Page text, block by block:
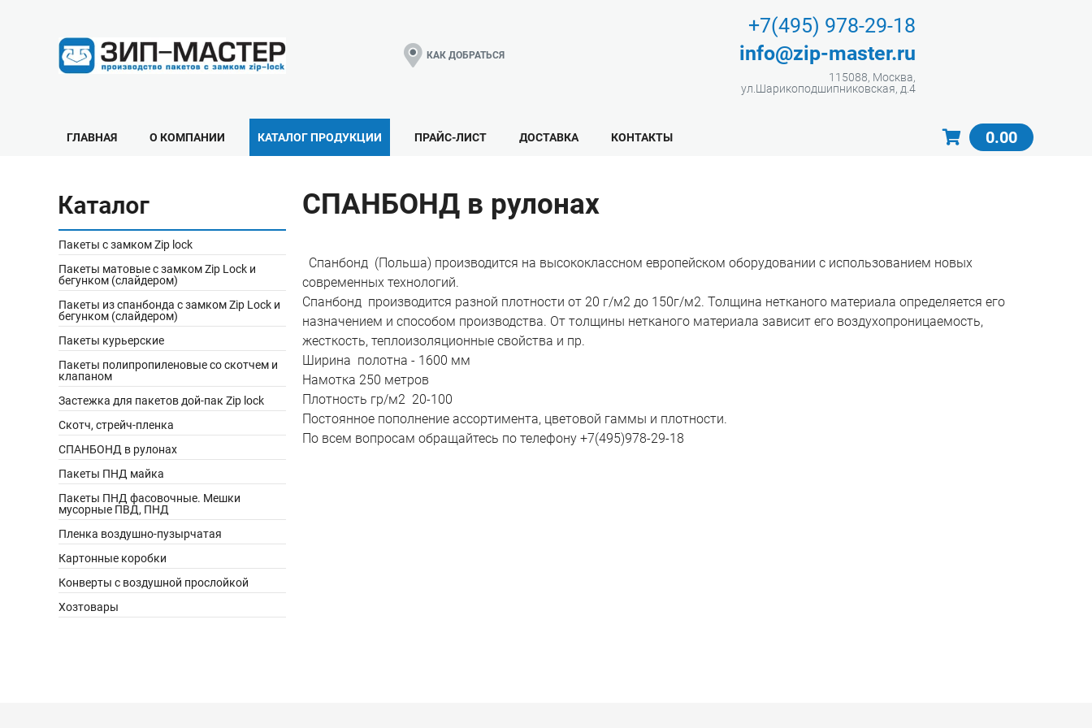
КАК ДОБРАТЬСЯ
+7(495) 978-29-18
info@zip-master.ru
115088, Москва,
ул.Шарикоподшипниковская, д.4
ГЛАВНАЯ О КОМПАНИИ КАТАЛОГ ПРОДУКЦИИ ПРАЙС-ЛИСТ ДОСТАВКА КОНТАКТЫ 0.00
Пакеты с замком Zip lock
Пакеты матовые с замком Zip Lock и
бегунком (слайдером)
Пакеты из спанбонда с замком Zip Lock и
бегунком (слайдером)
Пакеты курьерские
Пакеты полипропиленовые со скотчем и
клапаном
Застежка для пакетов дой-пак Zip lock
Скотч, стрейч-пленка
СПАНБОНД в рулонах
Пакеты ПНД майка
Пакеты ПНД фасовочные. Мешки
мусорные ПВД, ПНД
Пленка воздушно-пузырчатая
Картонные коробки
Конверты с воздушной прослойкой
Хозтовары
СПАНБОНД в рулонах
Спанбонд (Польша) производится на высококлассном европейском оборудовании c использованием новых
современных технологий.
Спанбонд производится разной плотности от 20 г/м2 до 150г/м2. Толщина нетканого материала определяется его
назначением и способом производства. От толщины нетканого материала зависит его воздухопроницаемость,
жесткость, теплоизоляционные свойства и пр.
Ширина полотна - 1600 мм
Намотка 250 метров
Плотность гр/м2 20-100
Постоянное пополнение ассортимента, цветовой гаммы и плотности.
По всем вопросам обращайтесь по телефону +7(495)978-29-18